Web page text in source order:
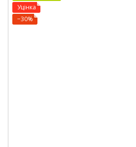
Уцінка
−30%